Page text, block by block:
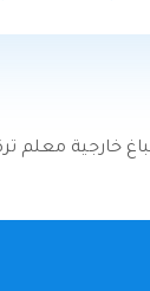
خارجية